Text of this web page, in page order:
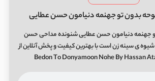
بدون تو جهنمه دنیامون حسن عطایی
جهنمه دنیامون حسن عطایی شنونده مداحی حسن
ی سینه زن است با بهترین کیفیت و پخش آنلاین از